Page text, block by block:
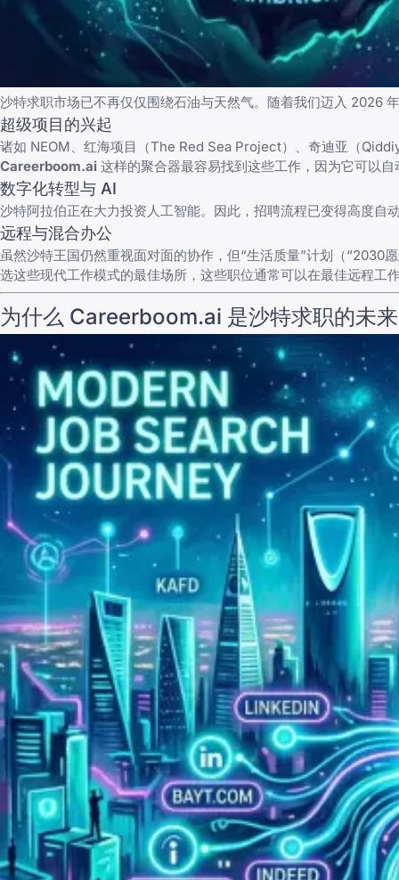
沙特求职市场已不再仅仅围绕石油与天然气。随着我们迈入 2026
超级项目的兴起
诸如 NEOM、红海项目（The Red Sea Project）、奇迪亚（
Careerboom.ai 这样的聚合器最容易找到这些工作，因为它可以
数字化转型与 AI
沙特阿拉伯正在大力投资人工智能。因此，招聘流程已变得高度自
远程与混合办公
虽然沙特王国仍然重视面对面的协作，但“生活质量”计划（“2030
选这些现代工作模式的最佳场所，这些职位通常可以在最佳远程工
为什么 Careerboom.ai 是沙特求职的未来